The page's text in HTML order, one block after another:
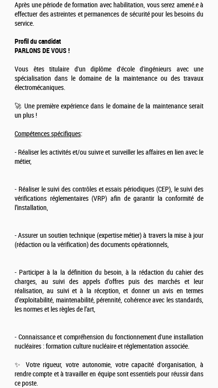
Après une période de formation avec habilitation, vous serez amené.e à
effectuer des astreintes et permanences de sécurité pour les besoins du
service.
Profil du candidat
PARLONS DE VOUS !
Vous êtes titulaire d'un diplôme d'école d'ingénieurs avec une
spécialisation dans le domaine de la maintenance ou des travaux
électromécaniques.
🚀 Une première expérience dans le domaine de la maintenance serait
un plus !
Compétences spécifiques:
- Réaliser les activités et/ou suivre et surveiller les affaires en lien avec le
métier,
- Réaliser le suivi des contrôles et essais périodiques (CEP), le suivi des
vérifications réglementaires (VRP) afin de garantir la conformité de
l’installation,
- Assurer un soutien technique (expertise métier) à travers la mise à jour
(rédaction ou la vérification) des documents opérationnels,
- Participer à la la définition du besoin, à la rédaction du cahier des
charges, au suivi des appels d’offres puis des marchés et leur
réalisation, au suivi et à la réception, et donner un avis en termes
d’exploitabilité, maintenabilité, pérennité, cohérence avec les standards,
les normes et les règles de l’art,
- Connaissance et compréhension du fonctionnement d'une installation
nucléaires : formation culture nucléaire et réglementation associée.
✨ Votre rigueur, votre autonomie, votre capacité d'organisation, à
rendre compte et à travailler en équipe sont essentiels pour réussir dans
ce poste.